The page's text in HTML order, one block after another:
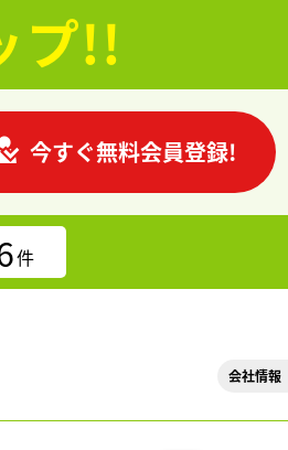
プ!!
今すぐ無料会員登録!
件
会社情報